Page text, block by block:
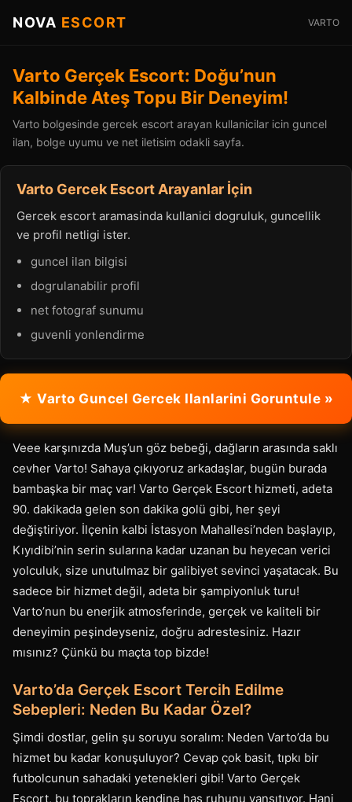
NOVA ESCORT VARTO
Varto Gerçek Escort: Doğu’nun
Kalbinde Ateş Topu Bir Deneyim!
Varto bolgesinde gercek escort arayan kullanicilar icin guncel
ilan, bolge uyumu ve net iletisim odakli sayfa.
Varto Gercek Escort Arayanlar İçin
Gercek escort aramasinda kullanici dogruluk, guncellik
ve profil netligi ister.
guncel ilan bilgisi
dogrulanabilir profil
net fotograf sunumu
guvenli yonlendirme
★ Varto Guncel Gercek Ilanlarini Goruntule »
Veee karşınızda Muş’un göz bebeği, dağların arasında saklı
cevher Varto! Sahaya çıkıyoruz arkadaşlar, bugün burada
bambaşka bir maç var! Varto Gerçek Escort hizmeti, adeta
90. dakikada gelen son dakika golü gibi, her şeyi
değiştiriyor. İlçenin kalbi İstasyon Mahallesi’nden başlayıp,
Kıyıdibi’nin serin sularına kadar uzanan bu heyecan verici
yolculuk, size unutulmaz bir galibiyet sevinci yaşatacak. Bu
sadece bir hizmet değil, adeta bir şampiyonluk turu!
Varto’nun bu enerjik atmosferinde, gerçek ve kaliteli bir
deneyimin peşindeyseniz, doğru adrestesiniz. Hazır
mısınız? Çünkü bu maçta top bizde!
Varto’da Gerçek Escort Tercih Edilme
Sebepleri: Neden Bu Kadar Özel?
Şimdi dostlar, gelin şu soruyu soralım: Neden Varto’da bu
hizmet bu kadar konuşuluyor? Cevap çok basit, tıpkı bir
futbolcunun sahadaki yetenekleri gibi! Varto Gerçek
Escort, bu toprakların kendine has ruhunu yansıtıyor. Hani